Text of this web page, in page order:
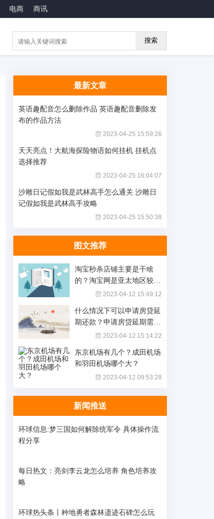
电商 商讯
搜索
最新文章
英语趣配音怎么删除作品 英语趣配音删除发
布的作品方法
2023-04-25 15:59:26
天天亮点！大航海探险物语如何挂机 挂机点
选择推荐
2023-04-25 16:04:07
沙雕日记假如我是武林高手怎么通关 沙雕日
记假如我是武林高手攻略
2023-04-25 15:50:38
图文推荐
淘宝秒杀店铺主要是干啥
的？淘宝网是亚太地区较大
的网络零售吗？_全球播报
2023-04-12 15:49:12
什么情况下可以申请房贷延
期还款？申请房贷延期需要
什么资料？-环球最资讯
2023-04-12 15:14:22
东京机场有几个？成田机场
和羽田机场哪个大？
2023-04-12 09:53:28
新闻推送
环球信息:梦三国如何解除统军令 具体操作流
程分享
每日热文：亮剑李云龙怎么培养 角色培养攻
略
环球热头条丨种地勇者森林遗迹石碑怎么玩